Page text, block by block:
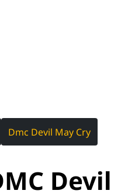
Dmc Devil May Cry
Devil